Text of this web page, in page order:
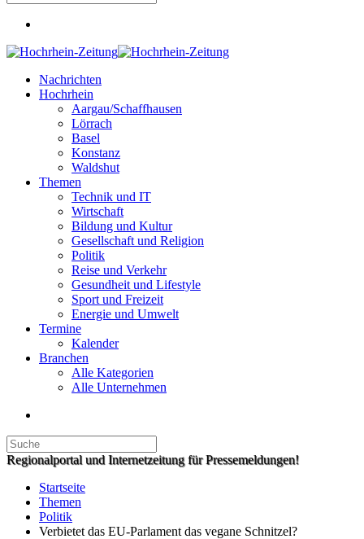
Nachrichten
Hochrhein
Aargau/Schaffhausen
Lörrach
Basel
Konstanz
Waldshut
Themen
Technik und IT
Wirtschaft
Bildung und Kultur
Gesellschaft und Religion
Politik
Reise und Verkehr
Gesundheit und Lifestyle
Sport und Freizeit
Energie und Umwelt
Termine
Kalender
Branchen
Alle Kategorien
Alle Unternehmen
Regionalportal und Internetzeitung für Pressemeldungen!
Startseite
Themen
Politik
Verbietet das EU-Parlament das vegane Schnitzel?